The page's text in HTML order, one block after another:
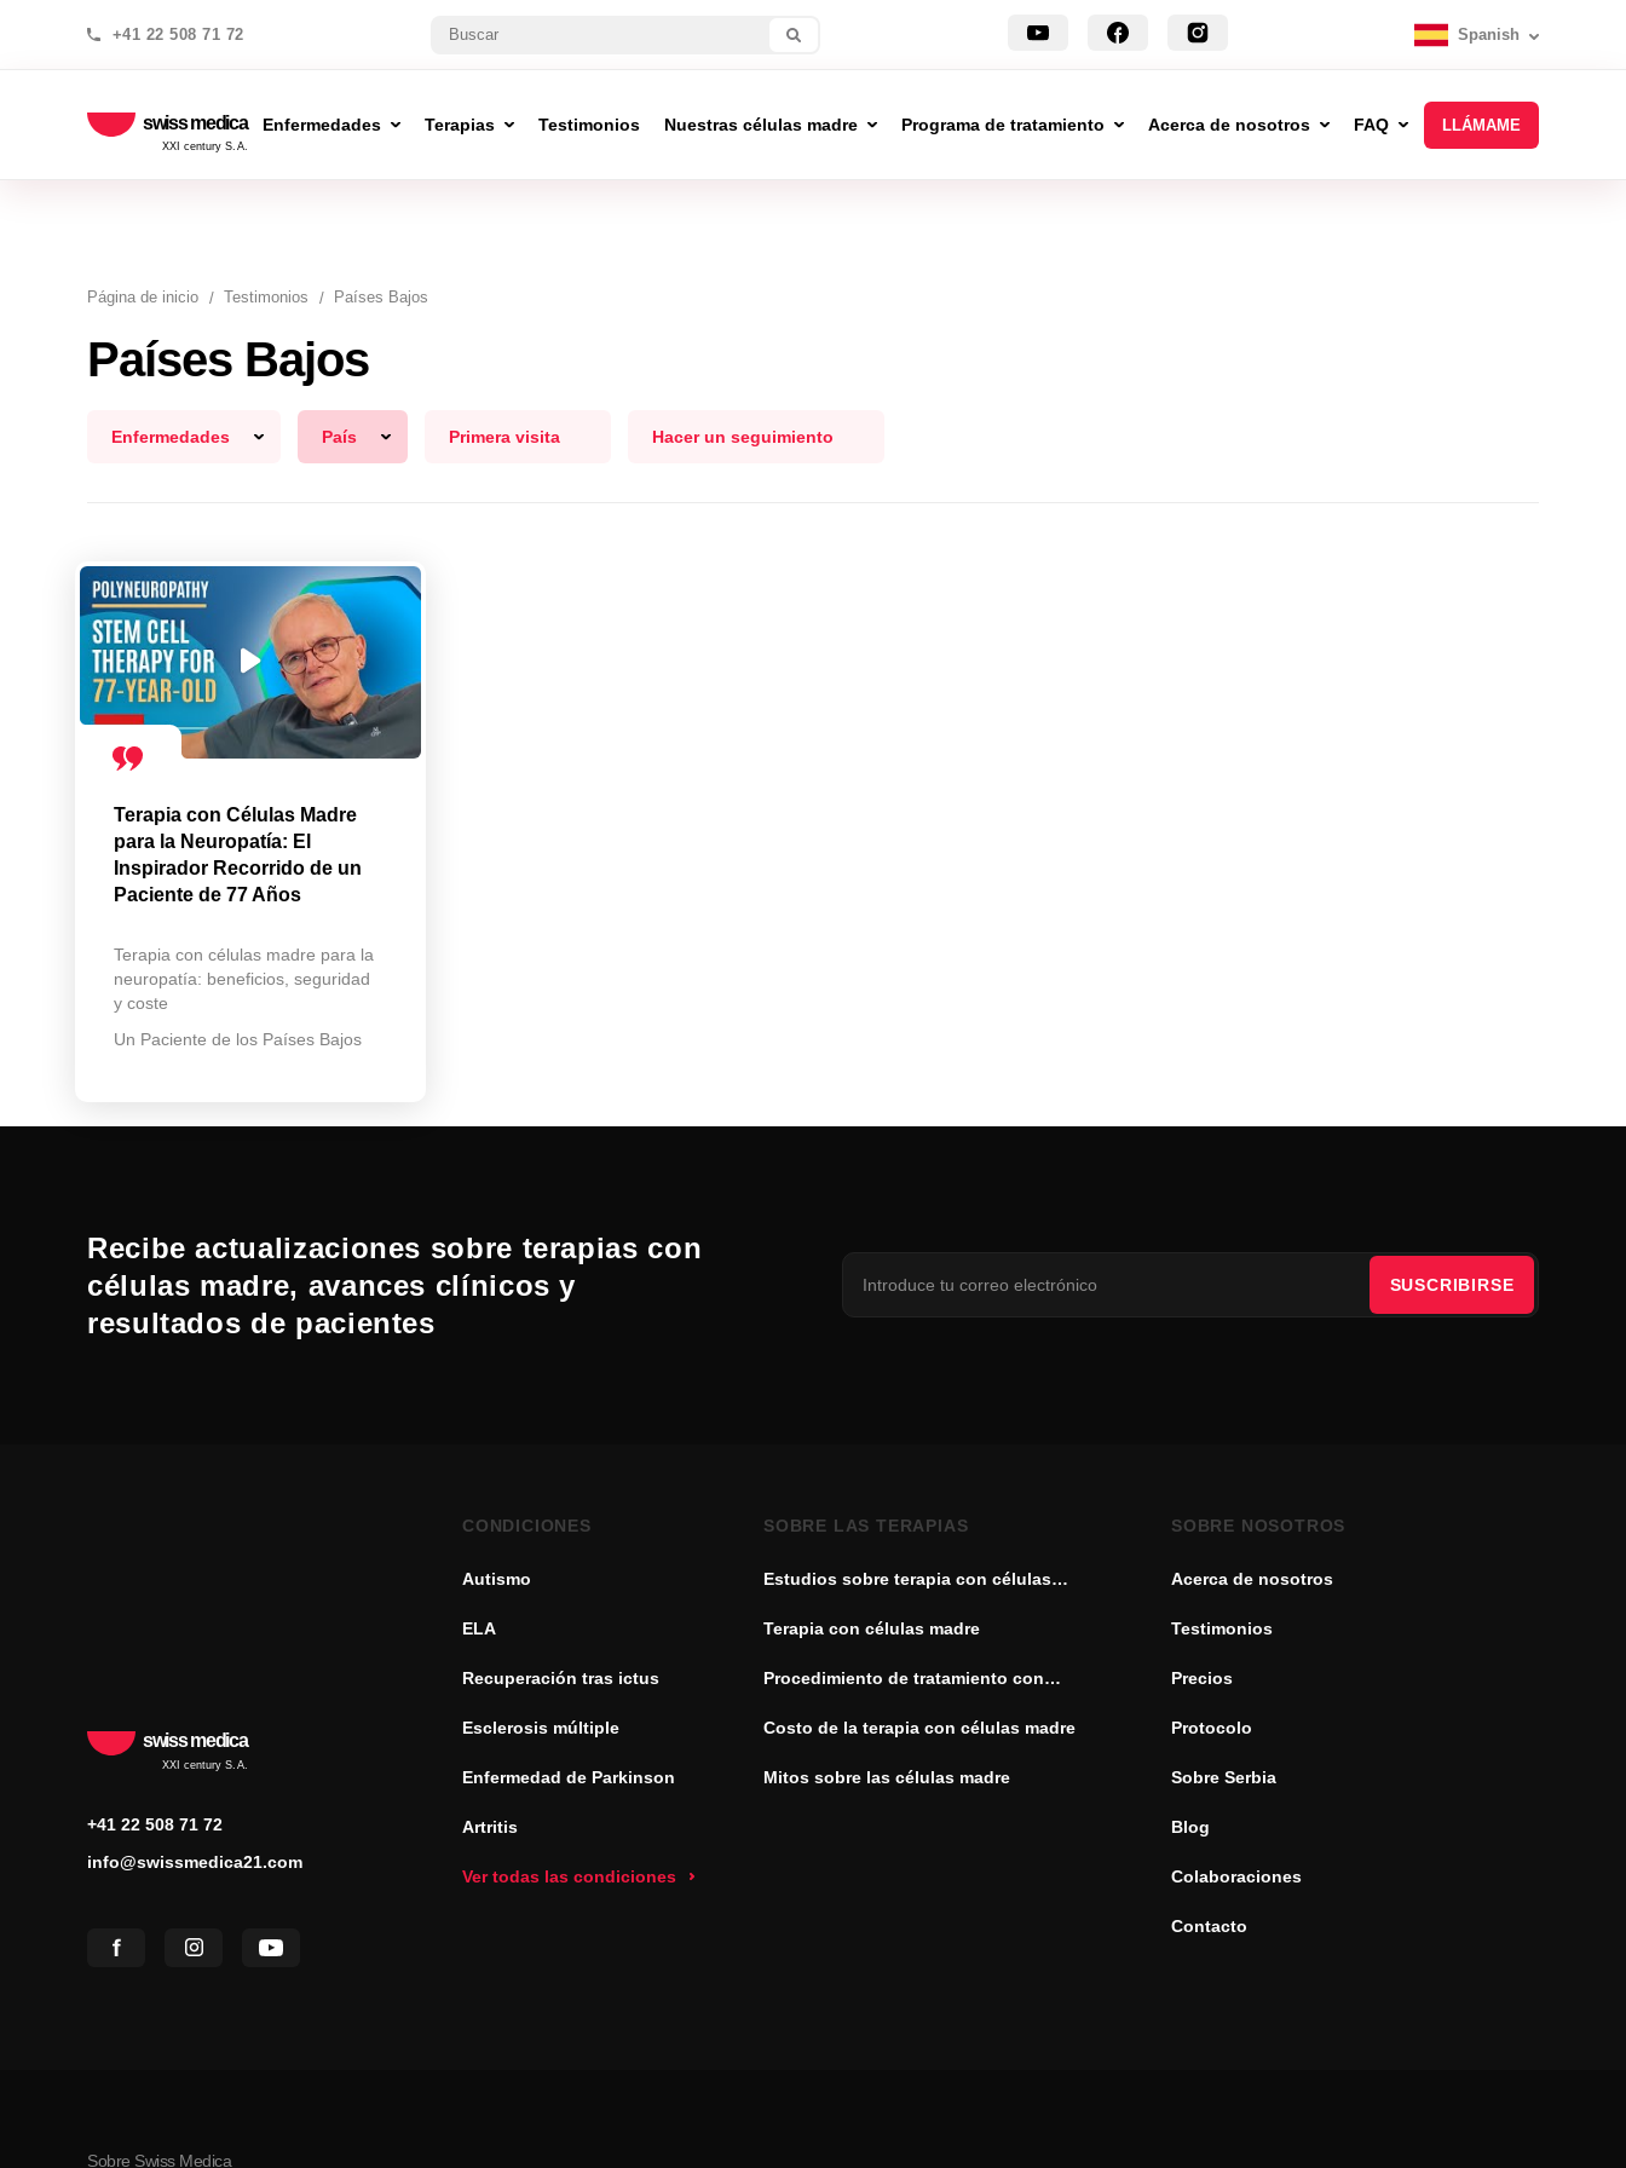
+41 22 508 71 72 Spanish
swiss medica
XXI century S.A.
Enfermedades Terapias Testimonios Nuestras células madre Programa de tratamiento Acerca de nosotros FAQ LLÁMAME
Página de inicio Testimonios Países Bajos
Países Bajos
Enfermedades País Primera visita Hacer un seguimiento
Terapia con Células Madre
para la Neuropatía: El
Inspirador Recorrido de un
Paciente de 77 Años
Terapia con células madre para la
neuropatía: beneficios, seguridad
y coste
Un Paciente de los Países Bajos
Recibe actualizaciones sobre terapias con
células madre, avances clínicos y
resultados de pacientes
SUSCRIBIRSE
swiss medica
XXI century S.A.
+41 22 508 71 72
info@swissmedica21.com
CONDICIONES
Autismo
ELA
Recuperación tras ictus
Esclerosis múltiple
Enfermedad de Parkinson
Artritis
Ver todas las condiciones
SOBRE LAS TERAPIAS
Estudios sobre terapia con células
Terapia con células madre
Procedimiento de tratamiento con
Costo de la terapia con células madre
Mitos sobre las células madre
SOBRE NOSOTROS
Acerca de nosotros
Testimonios
Precios
Protocolo
Sobre Serbia
Blog
Colaboraciones
Contacto
Sobre Swiss Medica